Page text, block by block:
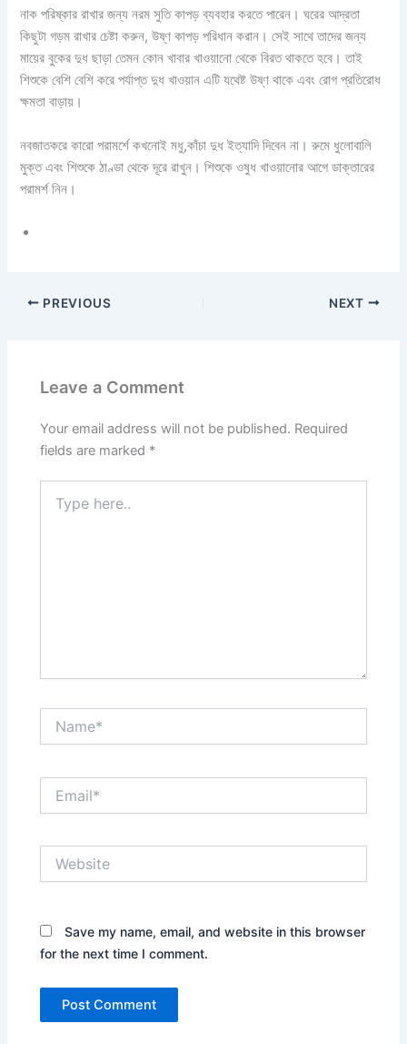
নাক পরিষ্কার রাখার জন্য নরম সুতি কাপড় ব্যবহার করতে পারেন। ঘরের আদ্রতা
কিছুটা গড়ম রাখার চেষ্টা করুন, উষ্ণ কাপড় পরিধান করান। সেই সাথে তাদের জন্য
মায়ের বুকের দুধ ছাড়া তেমন কোন খাবার খাওয়ানো থেকে বিরত থাকতে হবে। তাই
শিশুকে বেশি বেশি করে পর্যাপ্ত দুধ খাওয়ান এটি যথেষ্ট উষ্ণ থাকে এবং রোগ প্রতিরোধ
ক্ষমতা বাড়ায়।
নবজাতকরে কারো পরামর্শে কখনোই মধু,কাঁচা দুধ ইত্যাদি দিবেন না। রুমে ধুলোবালি
মুক্ত এবং শিশুকে ঠাণ্ডা থেকে দূরে রাখুন। শিশুকে ওষুধ খাওয়ানোর আগে ডাক্তারের
পরামর্শ নিন।
PREVIOUS NEXT
Leave a Comment
Your email address will not be published. Required
fields are marked *
here..
Save my name, email, and website in this browser
for the next time I comment.